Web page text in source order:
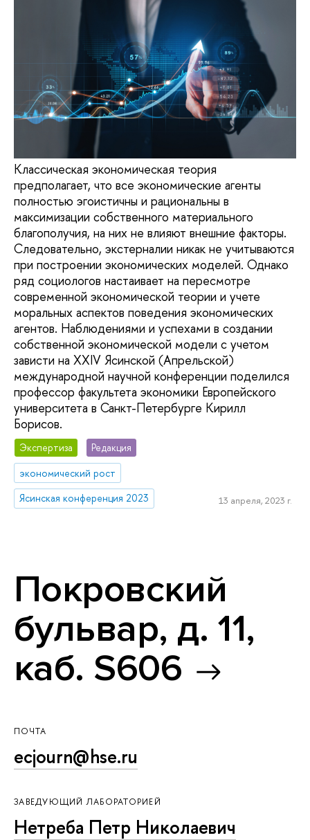
Классическая экономическая теория
предполагает, что все экономические агенты
полностью эгоистичны и рациональны в
максимизации собственного материального
благополучия, на них не влияют внешние факторы.
Следовательно, экстерналии никак не учитываются
при построении экономических моделей. Однако
ряд социологов настаивает на пересмотре
современной экономической теории и учете
моральных аспектов поведения экономических
агентов. Наблюдениями и успехами в создании
собственной экономической модели с учетом
зависти на XXIV Ясинской (Апрельской)
международной научной конференции поделился
профессор факультета экономики Европейского
университета в Санкт-Петербурге Кирилл
Борисов.
Экспертиза
Редакция
экономический рост
Ясинская конференция 2023
13 апреля, 2023 г.
Покровский
бульвар, д. 11,
каб. S606
ПОЧТА
ecjourn@hse.ru
ЗАВЕДУЮЩИЙ ЛАБОРАТОРИЕЙ
Нетреба Петр Николаевич